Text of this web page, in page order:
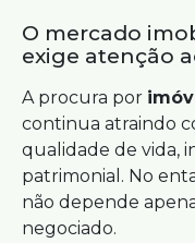
O mercado
exige atenção
A procura por
continua atraindo
qualidade de vida,
patrimonial. No
não depende
negociado.